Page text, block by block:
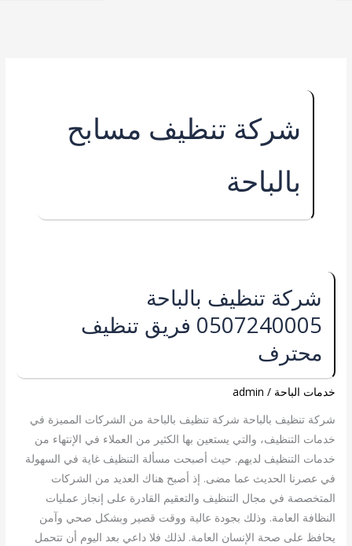
شركة تنظيف مسابح
بالباحة
شركة تنظيف بالباحة
0507240005 فريق تنظيف
محترف
خدمات الباحة /
admin
شركة تنظيف بالباحة شركة تنظيف بالباحة من الشركات المميزة في
خدمات التنظيف، والتي يستعين بها الكثير من العملاء في الإنتهاء من
خدمات التنظيف لديهم. حيث أصبحت مسألة التنظيف غاية في السهولة
في عصرنا الحديث عما مضى. إذ أصبح هناك العديد من الشركات
المتخصصة في مجال التنظيف والتعقيم القادرة على إنجاز عمليات
النظافة العامة. وذلك بجودة عالية ووقت قصير وبشكل صحي وآمن
يحافظ على صحة الإنسان العامة. لذلك فلا داعي بعد اليوم أن تتحمل
شركة
تنظيف
بالباحة
فريق
تنظيف
محترف